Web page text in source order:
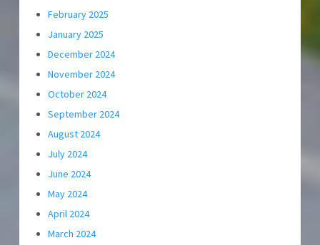
February 2025
January 2025
December 2024
November 2024
October 2024
September 2024
August 2024
July 2024
June 2024
May 2024
April 2024
March 2024